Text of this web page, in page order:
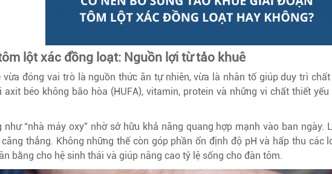
lột xác đồng loạt: Nguồn lợi từ tảo khuê
đóng vai trò là nguồn thức ăn tự nhiên, vừa là nhân tố giúp duy trì
béo không bão hòa (HUFA), vitamin, protein và những vi chất thiết
như “nhà máy oxy” nhờ sở hữu khả năng quang hợp mạnh vào ban
thẳng. Không những thế còn góp phần ổn định độ pH và hấp thu các
bằng cho hệ sinh thái và giúp nâng cao tỷ lệ sống cho đàn tôm.